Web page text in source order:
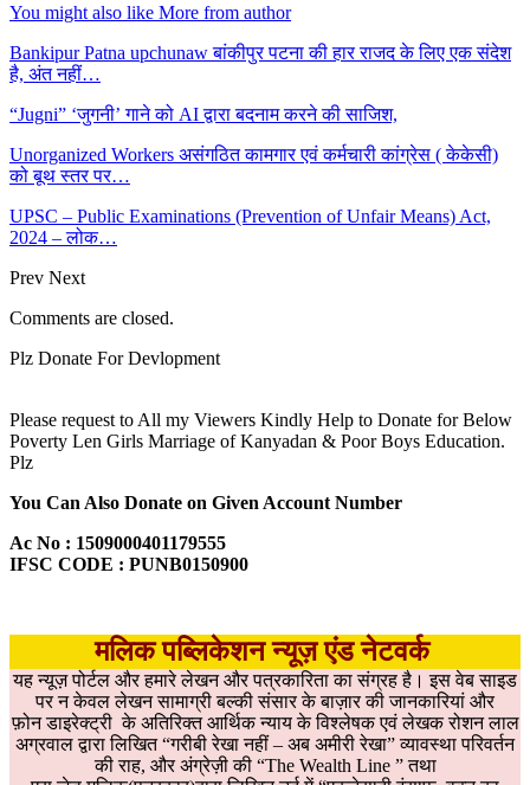
You might also like More from author
Bankipur Patna upchunaw बांकीपुर पटना की हार राजद के लिए एक संदेश
है, अंत नहीं…
“Jugni” ‘जुगनी’ गाने को AI द्वारा बदनाम करने की साजिश,
Unorganized Workers असंगठित कामगार एवं कर्मचारी कांग्रेस ( केकेसी)
को बूथ स्तर पर…
UPSC – Public Examinations (Prevention of Unfair Means) Act,
2024 – लोक…
Prev Next
Comments are closed.
Plz Donate For Devlopment
Please request to All my Viewers Kindly Help to Donate for Below
Poverty Len Girls Marriage of Kanyadan & Poor Boys Education.
Plz
You Can Also Donate on Given Account Number
Ac No : 1509000401179555
IFSC CODE : PUNB0150900
मलिक पब्लिकेशन न्यूज़ एंड नेटवर्क
यह न्यूज़ पोर्टल और हमारे लेखन और पत्रकारिता का संग्रह है। इस वेब साइड
पर न केवल लेखन सामाग्री बल्की संसार के बाज़ार की जानकारियां और
फ़ोन डाइरेक्ट्री के अतिरिक्त आर्थिक न्याय के विश्लेषक एवं लेखक रोशन लाल
अग्रवाल द्वारा लिखित “गरीबी रेखा नहीं – अब अमीरी रेखा” व्यावस्था परिवर्तन
की राह, और अंग्रेज़ी की “The Wealth Line ” तथा